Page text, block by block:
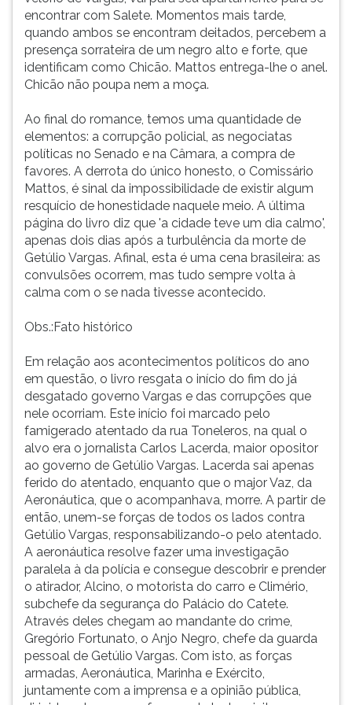
encontrar com Salete. Momentos mais tarde,
quando ambos se encontram deitados, percebem a
presença sorrateira de um negro alto e forte, que
identificam como Chicão. Mattos entrega-lhe o anel.
Chicão não poupa nem a moça.
Ao final do romance, temos uma quantidade de
elementos: a corrupção policial, as negociatas
políticas no Senado e na Câmara, a compra de
favores. A derrota do único honesto, o Comissário
Mattos, é sinal da impossibilidade de existir algum
resquício de honestidade naquele meio. A última
página do livro diz que 'a cidade teve um dia calmo',
apenas dois dias após a turbulência da morte de
Getúlio Vargas. Afinal, esta é uma cena brasileira: as
convulsões ocorrem, mas tudo sempre volta à
calma com o se nada tivesse acontecido.
Obs.:Fato histórico
Em relação aos acontecimentos políticos do ano
em questão, o livro resgata o início do fim do já
desgatado governo Vargas e das corrupções que
nele ocorriam. Este início foi marcado pelo
famigerado atentado da rua Toneleros, na qual o
alvo era o jornalista Carlos Lacerda, maior opositor
ao governo de Getúlio Vargas. Lacerda sai apenas
ferido do atentado, enquanto que o major Vaz, da
Aeronáutica, que o acompanhava, morre. A partir de
então, unem-se forças de todos os lados contra
Getúlio Vargas, responsabilizando-o pelo atentado.
A aeronáutica resolve fazer uma investigação
paralela à da polícia e consegue descobrir e prender
o atirador, Alcino, o motorista do carro e Climério,
subchefe da segurança do Palácio do Catete.
Através deles chegam ao mandante do crime,
Gregório Fortunato, o Anjo Negro, chefe da guarda
pessoal de Getúlio Vargas. Com isto, as forças
armadas, Aeronáutica, Marinha e Exército,
juntamente com a imprensa e a opinião pública,